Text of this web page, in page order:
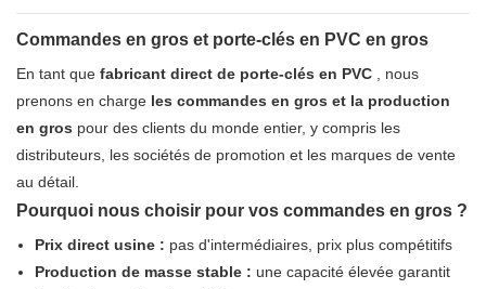
Commandes en gros et porte-clés en PVC en gros
En tant que fabricant direct de porte-clés en PVC , nous
prenons en charge les commandes en gros et la production
en gros pour des clients du monde entier, y compris les
distributeurs, les sociétés de promotion et les marques de vente
au détail.
Pourquoi nous choisir pour vos commandes en gros ?
Prix ​​direct usine : pas d'intermédiaires, prix plus compétitifs
Production de masse stable : une capacité élevée garantit